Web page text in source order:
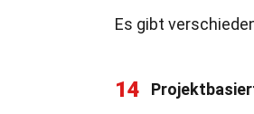
Es gibt
14